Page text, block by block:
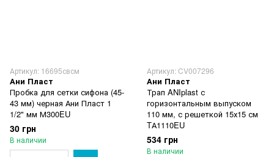
Артикул: 16695свсм
Ани Пласт
Пробка для сетки сифона (45-
43 мм) черная Ани Пласт 1
1/2" мм М300EU
30 грн
В наличии
Артикул: CV007296
Ани Пласт
Трап ANIplast с
горизонтальным выпуском
110 мм, с решеткой 15х15 см
TА1110EU
534 грн
В наличии